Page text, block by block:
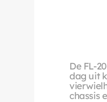
De FL-
dag uit
chassis